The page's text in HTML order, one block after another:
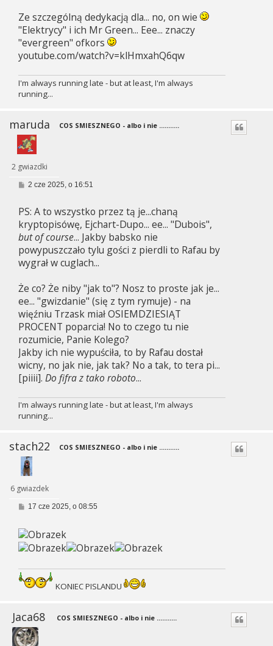
t
Ze szczególną dedykacją dla... no, on wie
"Elektrycy" i ich Mr Green... Eee... znaczy
"evergreen" ofkors
youtube.com/watch?v=klHmxahQ6qw
I'm always running late - but at least, I'm always
running...
maruda
2 gwiazdki
COS SMIESZNEGO - albo i nie ...........
P
t
2 cze 2025, o 16:51
PS: A to wszystko przez tą je...chaną
kryptopisówę, Ejchart-Dupo... ee... "Dubois",
but of course... Jakby babsko nie
powypuszczało tylu gości z pierdli to Rafau by
wygrał w cuglach...
Że co? Że niby "jak to"? Nosz to proste jak je...
ee... "gwizdanie" (się z tym rymuje) - na
więźniu Trzask miał OSIEMDZIESIĄT
PROCENT poparcia! No to czego tu nie
rozumicie, Panie Kolego?
Jakby ich nie wypuściła, to by Rafau dostał
wicny, no jak nie, jak tak? No a tak, to tera pi...
[piiii]. Do fifra z tako roboto...
I'm always running late - but at least, I'm always
running...
stach22
6 gwiazdek
COS SMIESZNEGO - albo i nie ...........
P
t
17 cze 2025, o 08:55
KONIEC PISLANDU
Jaca68 COS SMIESZNEGO - albo i nie ...........